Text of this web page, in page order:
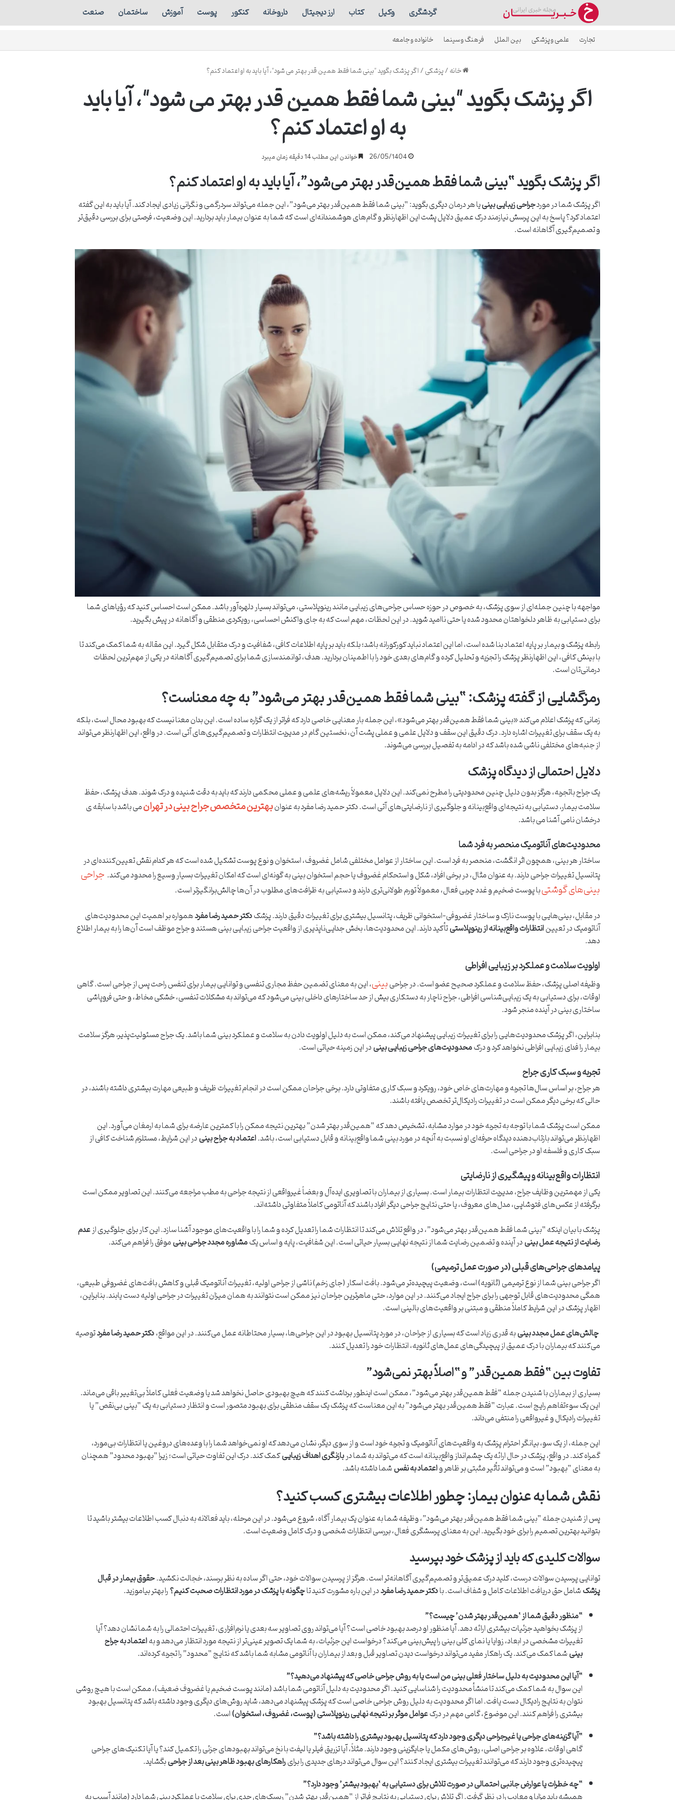
گردشگری وکیل کتاب ارز دیجیتال داروخانه کنکور پوست آموزش ساختمان صنعت
تجارت علمی و پزشکی بین الملل فرهنگ و سینما خانواده و جامعه
خانه/پزشکی/اگر پزشک بگوید "بینی شما فقط همین قدر بهتر می شود"، آیا باید به او اعتماد کنم؟
اگر پزشک بگوید "بینی شما فقط همین قدر بهتر می شود"، آیا باید
به او اعتماد کنم؟
26/05/1404 خواندن این مطلب 14 دقیقه زمان میبرد
اگر پزشک بگوید “بینی شما فقط همین‌قدر بهتر می‌شود”، آیا باید به او اعتماد کنم؟
اگر پزشک شما در موردجراحی زیبایی بینییا هر درمان دیگری بگوید: “بینی شما فقط همین‌قدر بهتر می‌شود”، این جمله می‌تواند سردرگمی و نگرانی زیادی ایجاد کند. آیا باید به این گفته
اعتماد کرد؟ پاسخ به این پرسش نیازمند درک عمیق دلایل پشت این اظهارنظر و گام‌های هوشمندانه‌ای است که شما به عنوان بیمار باید بردارید. این وضعیت، فرصتی برای بررسی دقیق‌تر
و تصمیم‌گیری آگاهانه است.
مواجهه با چنین جمله‌ای از سوی پزشک، به خصوص در حوزه حساس جراحی‌های زیبایی مانند رینوپلاستی، می‌تواند بسیار دلهره‌آور باشد. ممکن است احساس کنید که رؤیاهای شما
برای دستیابی به ظاهر دلخواهتان محدود شده یا حتی ناامید شوید. در این لحظات، مهم است که به جای واکنش احساسی، رویکردی منطقی و آگاهانه در پیش بگیرید.
رابطه پزشک و بیمار بر پایه اعتماد بنا شده است، اما این اعتماد نباید کورکورانه باشد؛ بلکه باید بر پایه اطلاعات کافی، شفافیت و درک متقابل شکل گیرد. این مقاله به شما کمک می‌کند تا
با بینش کافی، این اظهارنظر پزشک را تجزیه و تحلیل کرده و گام‌های بعدی خود را با اطمینان بردارید. هدف، توانمندسازی شما برای تصمیم‌گیری آگاهانه در یکی از مهم‌ترین لحظات
درمانی‌تان است.
رمزگشایی از گفته پزشک: “بینی شما فقط همین‌قدر بهتر می‌شود” به چه معناست؟
زمانی که پزشک اعلام می‌کند «بینی شما فقط همین‌قدر بهتر می‌شود»، این جمله بار معنایی خاصی دارد که فراتر از یک گزاره ساده است. این بدان معنا نیست که بهبود محال است، بلکه
به یک سقف برای تغییرات اشاره دارد. درک دقیق این سقف و دلایل علمی و عملی پشت آن، نخستین گام در مدیریت انتظارات و تصمیم‌گیری‌های آتی است. در واقع، این اظهارنظر می‌تواند
از جنبه‌های مختلفی ناشی شده باشد که در ادامه به تفصیل بررسی می‌شوند.
دلایل احتمالی از دیدگاه پزشک
یک جراح باتجربه، هرگز بدون دلیل چنین محدودیتی را مطرح نمی‌کند. این دلایل معمولاً ریشه‌های علمی و عملی محکمی دارند که باید به دقت شنیده و درک شوند. هدف پزشک، حفظ
سلامت بیمار، دستیابی به نتیجه‌ای واقع‌بینانه و جلوگیری از نارضایتی‌های آتی است. دکتر حمید رضا مفرد به عنوانبهترین متخصص جراح بینی در تهرانمی باشد با سابقه ی
درخشان نامی آشنا می باشد.
محدودیت‌های آناتومیک منحصر به فرد شما
ساختار هر بینی، همچون اثر انگشت، منحصر به فرد است. این ساختار از عوامل مختلفی شامل غضروف، استخوان و نوع پوست تشکیل شده است که هر کدام نقش تعیین‌کننده‌ای در
پتانسیل تغییرات جراحی دارند. به عنوان مثال، در برخی افراد، شکل و استحکام غضروف یا حجم استخوان بینی به گونه‌ای است که امکان تغییرات بسیار وسیع را محدود می‌کند.جراحی
بینی‌های گوشتیبا پوست ضخیم و غدد چربی فعال، معمولاً تورم طولانی‌تری دارند و دستیابی به ظرافت‌های مطلوب در آن‌ها چالش‌برانگیزتر است.
در مقابل، بینی‌هایی با پوست نازک و ساختار غضروفی-استخوانی ظریف، پتانسیل بیشتری برای تغییرات دقیق دارند. پزشکدکتر حمید رضا مفردهمواره بر اهمیت این محدودیت‌های
آناتومیک در تعیینانتظارات واقع‌بینانه از رینوپلاستیتأکید دارند. این محدودیت‌ها، بخش جدایی‌ناپذیری از واقعیت جراحی زیبایی بینی هستند و جراح موظف است آن‌ها را به بیمار اطلاع
دهد.
اولویت سلامت و عملکرد بر زیبایی افراطی
وظیفه اصلی پزشک، حفظ سلامت و عملکرد صحیح عضو است. در جراحیبینی، این به معنای تضمین حفظ مجاری تنفسی و توانایی بیمار برای تنفس راحت پس از جراحی است. گاهی
اوقات، برای دستیابی به یک زیبایی‌شناسی افراطی، جراح ناچار به دستکاری بیش از حد ساختارهای داخلی بینی می‌شود که می‌تواند به مشکلات تنفسی، خشکی مخاط، و حتی فروپاشی
ساختاری بینی در آینده منجر شود.
بنابراین، اگر پزشک محدودیت‌هایی را برای تغییرات زیبایی پیشنهاد می‌کند، ممکن است به دلیل اولویت دادن به سلامت و عملکرد بینی شما باشد. یک جراح مسئولیت‌پذیر، هرگز سلامت
بیمار را فدای زیبایی افراطی نخواهد کرد و درکمحدودیت‌های جراحی زیبایی بینیدر این زمینه حیاتی است.
تجربه و سبک کاری جراح
هر جراح، بر اساس سال‌ها تجربه و مهارت‌های خاص خود، رویکرد و سبک کاری متفاوتی دارد. برخی جراحان ممکن است در انجام تغییرات ظریف و طبیعی مهارت بیشتری داشته باشند، در
حالی که برخی دیگر ممکن است در تغییرات رادیکال‌تر تخصص یافته باشند.
ممکن است پزشک شما با توجه به تجربه خود در موارد مشابه، تشخیص دهد که “همین‌قدر بهتر شدن” بهترین نتیجه ممکن را با کمترین عارضه برای شما به ارمغان می‌آورد. این
اظهارنظر می‌تواند بازتاب‌دهنده دیدگاه حرفه‌ای او نسبت به آنچه در مورد بینی شما واقع‌بینانه و قابل دستیابی است، باشد.اعتماد به جراح بینیدر این شرایط، مستلزم شناخت کافی از
سبک کاری و فلسفه او در جراحی است.
انتظارات واقع‌بینانه و پیشگیری از نارضایتی
یکی از مهمترین وظایف جراح، مدیریت انتظارات بیمار است. بسیاری از بیماران با تصاویری ایده‌آل و بعضاً غیرواقعی از نتیجه جراحی به مطب مراجعه می‌کنند. این تصاویر ممکن است
برگرفته از عکس‌های فتوشاپی، مدل‌های معروف، یا حتی نتایج جراحی دیگر افراد باشند که آناتومی کاملاً متفاوتی داشته‌اند.
پزشک با بیان اینکه “بینی شما فقط همین‌قدر بهتر می‌شود”، در واقع تلاش می‌کند تا انتظارات شما را تعدیل کرده و شما را با واقعیت‌های موجود آشنا سازد. این کار برای جلوگیری ازعدم
رضایت از نتیجه عمل بینیدر آینده و تضمین رضایت شما از نتیجه نهایی بسیار حیاتی است. این شفافیت، پایه و اساس یکمشاوره مجدد جراحی بینیموفق را فراهم می‌کند.
پیامدهای جراحی‌های قبلی (در صورت عمل ترمیمی)
اگر جراحی بینی شما از نوع ترمیمی (ثانویه) است، وضعیت پیچیده‌تر می‌شود. بافت اسکار (جای زخم) ناشی از جراحی اولیه، تغییرات آناتومیک قبلی و کاهش بافت‌های غضروفی طبیعی،
همگی محدودیت‌های قابل توجهی را برای جراح ایجاد می‌کنند. در این موارد، حتی ماهرترین جراحان نیز ممکن است نتوانند به همان میزان تغییرات در جراحی اولیه دست یابند. بنابراین،
اظهار پزشک در این شرایط کاملاً منطقی و مبتنی بر واقعیت‌های بالینی است.
چالش‌های عمل مجدد بینیبه قدری زیاد است که بسیاری از جراحان، در مورد پتانسیل بهبود در این جراحی‌ها، بسیار محتاطانه عمل می‌کنند. در این مواقع،دکتر حمید رضا مفردتوصیه
می‌کنند که بیماران با درک عمیق از پیچیدگی‌های عمل‌های ثانویه، انتظارات خود را تعدیل کنند.
تفاوت بین “فقط همین‌قدر” و “اصلاً بهتر نمی‌شود”
بسیاری از بیماران با شنیدن جمله “فقط همین‌قدر بهتر می‌شود”، ممکن است اینطور برداشت کنند که هیچ بهبودی حاصل نخواهد شد یا وضعیت فعلی کاملاً بی‌تغییر باقی می‌ماند.
این یک سوءتفاهم رایج است. عبارت “فقط همین‌قدر بهتر می‌شود” به این معناست که پزشک یک سقف منطقی برای بهبود متصور است و انتظار دستیابی به یک “بینی بی‌نقص” یا
تغییرات رادیکال و غیرواقعی را منتفی می‌داند.
این جمله، از یک سو، بیانگر احترام پزشک به واقعیت‌های آناتومیک و تجربه خود است و از سوی دیگر، نشان می‌دهد که او نمی‌خواهد شما را با وعده‌های دروغین یا انتظارات بی‌مورد،
گمراه کند. در واقع، پزشک در حال ارائه یک چشم‌انداز واقع‌بینانه است که می‌تواند به شما دربازنگری اهداف زیباییکمک کند. درک این تفاوت حیاتی است؛ زیرا “بهبود محدود” همچنان
به معنای “بهبود” است و می‌تواند تأثیر مثبتی بر ظاهر واعتماد به نفسشما داشته باشد.
نقش شما به عنوان بیمار: چطور اطلاعات بیشتری کسب کنید؟
پس از شنیدن جمله “بینی شما فقط همین‌قدر بهتر می‌شود”، وظیفه شما به عنوان یک بیمار آگاه، شروع می‌شود. در این مرحله، باید فعالانه به دنبال کسب اطلاعات بیشتر باشید تا
بتوانید بهترین تصمیم را برای خود بگیرید. این به معنای پرسشگری فعال، بررسی انتظارات شخصی و درک کامل وضعیت است.
سوالات کلیدی که باید از پزشک خود بپرسید
توانایی پرسیدن سوالات درست، کلید درک عمیق‌تر و تصمیم‌گیری آگاهانه‌تر است. هرگز از پرسیدن سوالات خود، حتی اگر ساده به نظر برسند، خجالت نکشید.حقوق بیمار در قبال
پزشکشامل حق دریافت اطلاعات کامل و شفاف است. بادکتر حمید رضا مفرددر این باره مشورت کنید تاچگونه با پزشک در مورد انتظارات صحبت کنیم؟را بهتر بیاموزید.
“منظور دقیق شما از ‘همین‌قدر بهتر شدن’ چیست؟”
از پزشک بخواهید جزئیات بیشتری ارائه دهد. آیا منظور او درصد بهبود خاصی است؟ آیا می‌تواند روی تصاویر سه بعدی یا نرم‌افزاری، تغییرات احتمالی را به شما نشان دهد؟ آیا
تغییرات مشخصی در ابعاد، زوایا یا نمای کلی بینی را پیش‌بینی می‌کند؟ درخواست این جزئیات، به شما یک تصویر عینی‌تر از نتیجه مورد انتظار می‌دهد و بهاعتماد به جراح
بینیشما کمک می‌کند. یک راهکار مفید می‌تواند درخواست دیدن تصاویر قبل و بعد از بیماران با آناتومی مشابه شما باشد که نتایج “محدود” را تجربه کرده‌اند.
“آیا این محدودیت به دلیل ساختار فعلی بینی من است یا به روش جراحی خاصی که پیشنهاد می‌دهید؟”
این سوال به شما کمک می‌کند تا منشأ محدودیت را شناسایی کنید. اگر محدودیت به دلیل آناتومی شما باشد (مانند پوست ضخیم یا غضروف ضعیف)، ممکن است با هیچ روشی
نتوان به نتایج رادیکال دست یافت. اما اگر محدودیت به دلیل روش جراحی خاصی است که پزشک پیشنهاد می‌دهد، شاید روش‌های دیگری وجود داشته باشد که پتانسیل بهبود
بیشتری را فراهم کنند. این موضوع، گامی مهم در درکعوامل موثر بر نتیجه نهایی رینوپلاستی (پوست، غضروف، استخوان)است.
“آیا گزینه‌های جراحی یا غیرجراحی دیگری وجود دارد که پتانسیل بهبود بیشتری را داشته باشد؟”
گاهی اوقات، علاوه بر جراحی اصلی، روش‌های مکمل یا جایگزینی وجود دارند. مثلاً، آیا تزریق فیلر یا لیفت با نخ می‌تواند بهبودهای جزئی را تکمیل کند؟ یا آیا تکنیک‌های جراحی
پیچیده‌تری وجود دارند که می‌توانند تغییرات بیشتری ایجاد کنند؟ این سوال می‌تواند درهای جدیدی را برایراهکارهای بهبود ظاهر بینی بعد از جراحیبگشاید.
“چه خطرات یا عوارض جانبی احتمالی در صورت تلاش برای دستیابی به ‘بهبود بیشتر’ وجود دارد؟”